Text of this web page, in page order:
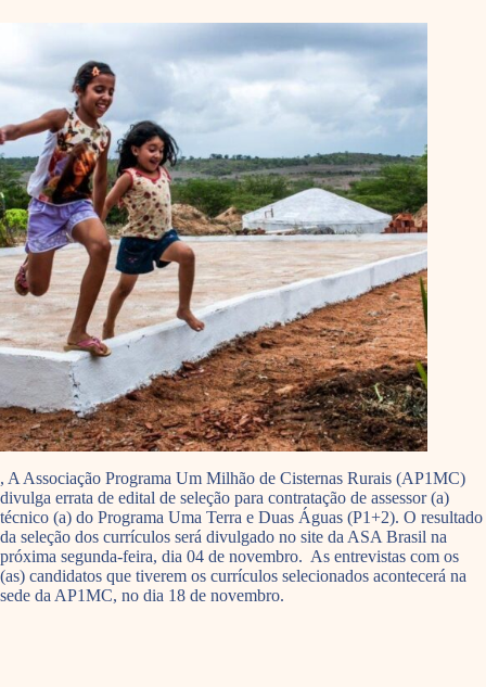
, A Associação Programa Um Milhão de Cisternas Rurais (AP1MC)
divulga errata de edital de seleção para contratação de assessor (a)
técnico (a) do Programa Uma Terra e Duas Águas (P1+2). O resultado
da seleção dos currículos será divulgado no site da ASA Brasil na
próxima segunda-feira, dia 04 de novembro. As entrevistas com os
(as) candidatos que tiverem os currículos selecionados acontecerá na
sede da AP1MC, no dia 18 de novembro.